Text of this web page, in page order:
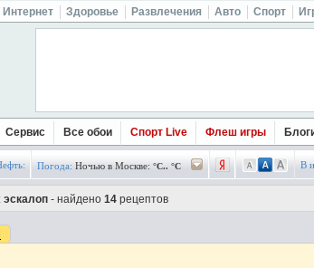
Интернет Здоровье Развлечения Авто Спорт
Сервис Все обои Спорт Live Флеш игры
Погода: Ночью в Москве: °C.. °C В
эскалоп - найдено14 рецептов